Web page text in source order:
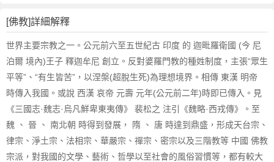
的
英
文
翻
譯
[佛教]詳細解釋
世界主要宗教之一。公元前六至五世紀古 印度 的 迦毗羅衛國 (今 尼
泊爾 境內)王子 釋迦牟尼 創立。反對婆羅門教的種姓制度，主張“眾生
平等”、“有生皆苦”，以涅槃(超脫生死)為理想境界。相傳 東漢 明帝
時傳入我國。或說 西漢 哀帝 元壽 元年(公元前二年)時即已傳入。見
《三國志·魏志·烏凡鮮卑東夷傳》 裴松之 注引《魏略·西戎傳》。至
魏 、 晉 、 南北朝 時得到發展， 隋 、 唐 時達到鼎盛，形成天台宗、
律宗、淨土宗、法相宗、華嚴宗、禪宗、密宗以及三階教等 中國 佛教
宗派，對我國的文學、藝術、哲學以至社會的風俗習慣等，都有較大